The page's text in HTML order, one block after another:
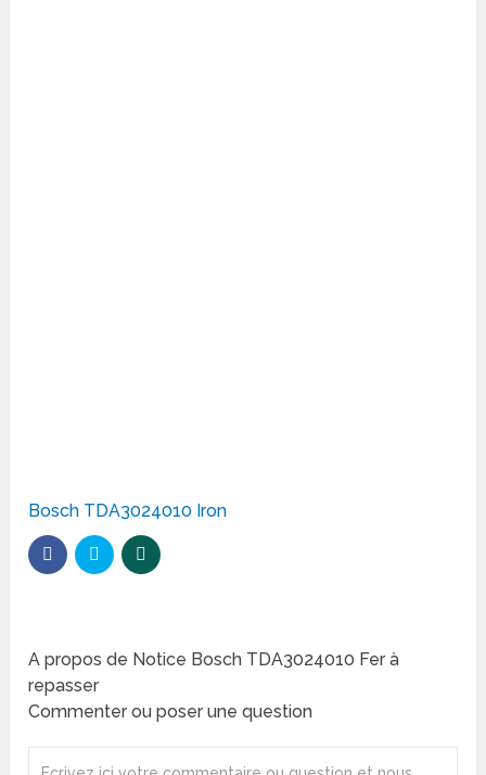
Bosch TDA3024010 Iron
A propos de Notice Bosch TDA3024010 Fer à
repasser
Commenter ou poser une question